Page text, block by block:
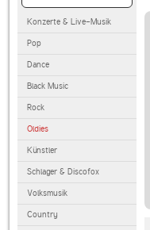
Konzerte & Live-Musik
Pop
Dance
Black Music
Rock
Oldies
Künstler
Schlager & Discofox
Volksmusik
Country